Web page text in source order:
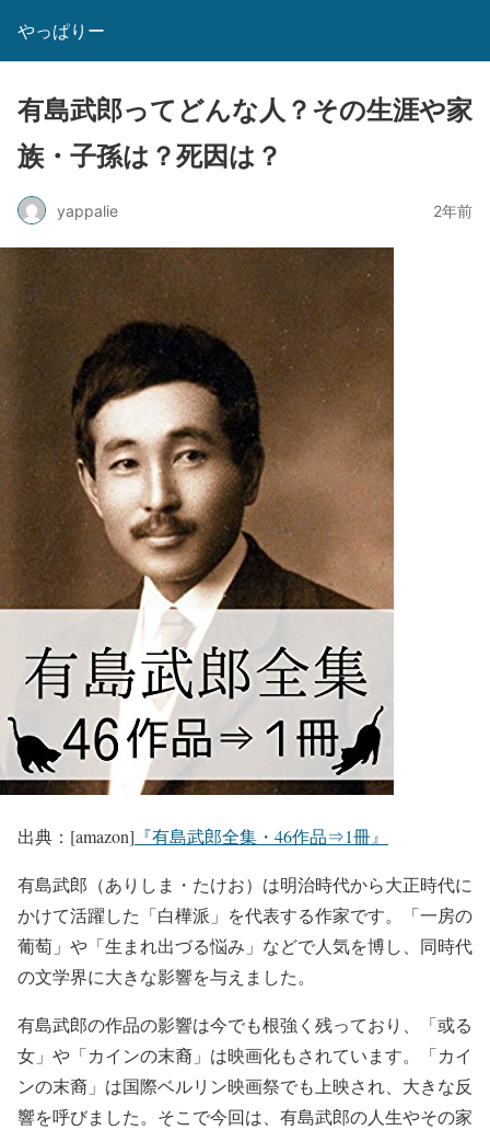
やっぱりー
有島武郎ってどんな人？その生涯や家
族・子孫は？死因は？
yappalie 2年前
出典：[amazon] 『有島武郎全集・46作品⇒1冊』
有島武郎（ありしま・たけお）は明治時代から大正時代に
かけて活躍した「白樺派」を代表する作家です。「一房の
葡萄」や「生まれ出づる悩み」などで人気を博し、同時代
の文学界に大きな影響を与えました。
有島武郎の作品の影響は今でも根強く残っており、「或る
女」や「カインの末裔」は映画化もされています。「カイ
ンの末裔」は国際ベルリン映画祭でも上映され、大きな反
響を呼びました。そこで今回は、有島武郎の人生やその家